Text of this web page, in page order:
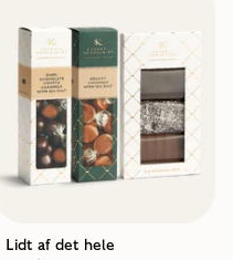
Lidt af det hele